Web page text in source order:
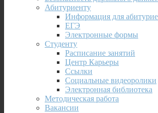
Абитуриенту
Информация для
ЕГЭ
Электронные формы
Студенту
Расписание занятий
Центр Карьеры
Ссылки
Социальные видеоролики
Электронная библиотека
Методическая работа
Вакансии